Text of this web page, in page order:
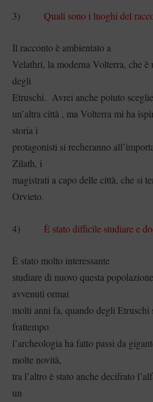
3) Quali sono i luoghi del
Il racconto è ambientato a
Velathri, la moderna Volterra, che
degli
Etruschi. Avrei anche potuto
un’altra città , ma Volterra mi ha
storia i
protagonisti si recheranno
Zilath, i
magistrati a capo delle città, che si
Orvieto.
4) È stato difficile studiare e
È stato molto interessante
studiare di nuovo questa
avvenuti ormai
molti anni fa, quando degli Etruschi
frattempo
l’archeologia ha fatto passi da
molte novità,
tra l’altro è stato anche decifrato
un